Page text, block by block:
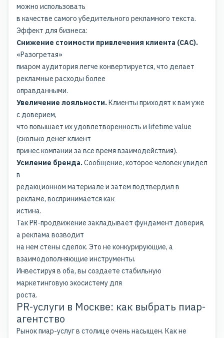
можно использовать
в качестве самого убедительного рекламного текста.
Эффект для бизнеса:
Снижение стоимости привлечения клиента (CAC).
«Разогретая»
пиаром аудитория легче конвертируется, что делает
рекламные расходы более
оправданными.
Увеличение лояльности. Клиенты приходят к вам уже
с доверием,
что повышает их удовлетворенность и lifetime value
(сколько денег клиент
принес компании за все время взаимодействия).
Усиление бренда.Сообщение, которое человек увидел
в
редакционном материале и затем подтвердил в
рекламе, воспринимается как
истина.
Так PR-продвижение закладывает фундамент доверия,
а реклама возводит
на нем стены сделок. Это не конкурирующие, а
взаимодополняющие инструменты.
Инвестируя в оба, вы создаете стабильную
маркетинговую экосистему для
роста.
PR-услуги в Москве: как выбрать пиар-
агентство
Рынок пиар-услуг в столице очень насыщен. Как не